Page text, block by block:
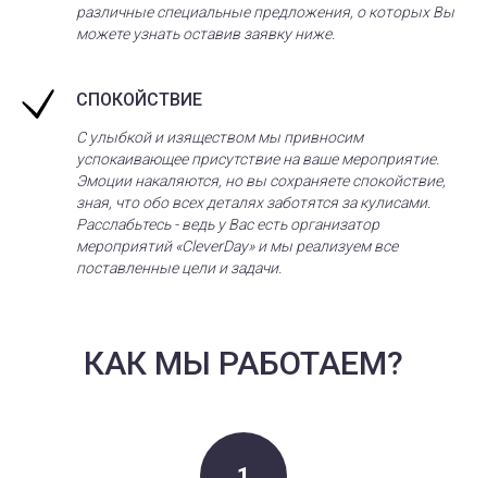
различные специальные предложения, о которых Вы
можете узнать оставив заявку ниже.
СПОКОЙСТВИЕ
С улыбкой и изяществом мы привносим
успокаивающее присутствие на ваше мероприятие.
Эмоции накаляются, но вы сохраняете спокойствие,
зная, что обо всех деталях заботятся за кулисами.
Расслабьтесь - ведь у Вас есть организатор
мероприятий «CleverDay» и мы реализуем все
поставленные цели и задачи.
КАК МЫ РАБОТАЕМ?